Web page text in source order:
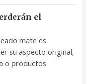
el
mate es
su aspecto original,
o productos